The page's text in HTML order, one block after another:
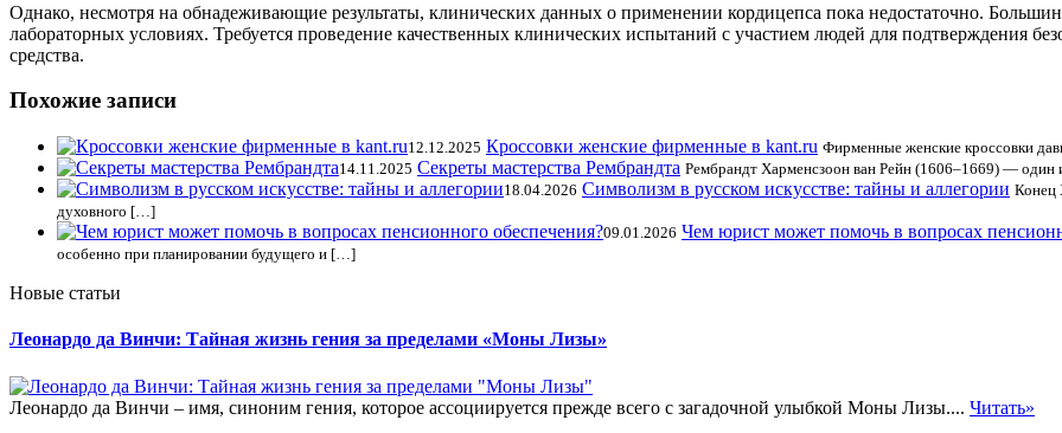
Однако, несмотря на обнадеживающие результаты, клинических данных о применении кордицепса пока недостаточно.
лабораторных условиях. Требуется проведение качественных клинических испытаний с участием людей для подтверждения
средства.
Похожие записи
12.12.2025 Кроссовки женские фирменные в kant.ru Фирменные женские кроссовки
14.11.2025 Секреты мастерства Рембрандта Рембрандт Харменсзоон ван Рейн (1606–1669) —
18.04.2026 Символизм в русском искусстве: тайны и аллегории Конец
духовного […]
09.01.2026 Чем юрист может помочь в вопросах
особенно при планировании будущего и […]
Новые статьи
Леонардо да Винчи: Тайная жизнь гения за пределами «Моны Лизы»
Леонардо да Винчи – имя, синоним гения, которое ассоциируется прежде всего с загадочной улыбкой Моны Лизы.... Читать»